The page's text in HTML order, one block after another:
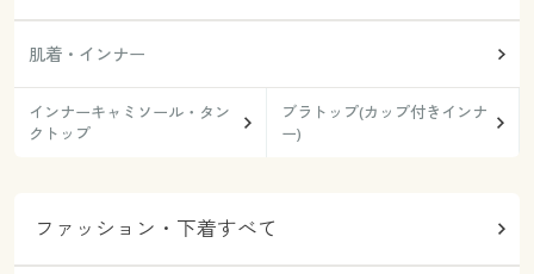
肌着・インナー
インナーキャミソール・タン
クトップ
ブラトップ(カップ付きインナ
ー)
ファッション・下着すべて